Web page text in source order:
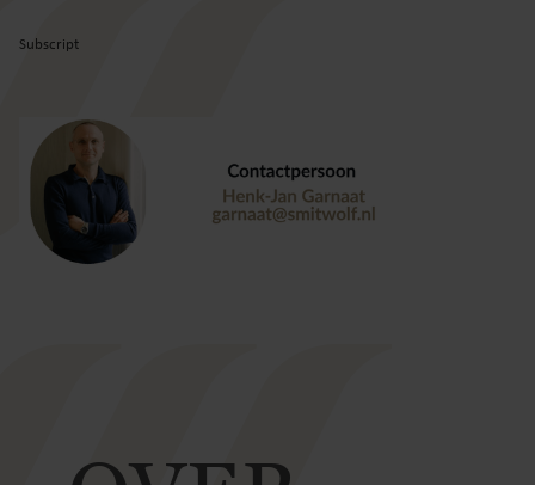
Subscript